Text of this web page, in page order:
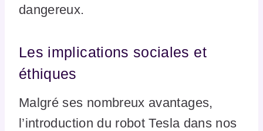
dangereux.
Les implications sociales et
éthiques
Malgré ses nombreux avantages,
l’introduction du robot Tesla dans nos